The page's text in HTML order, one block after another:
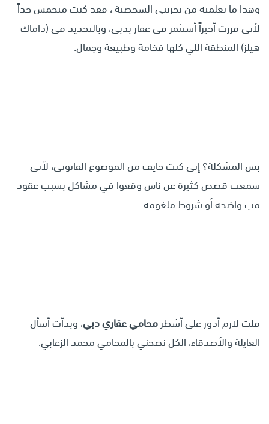
وهذا ما تعلمته من تجربتي الشخصية ، فقد كنت متحمس جداً
لأني قررت أخيراً أستثمر في عقار بدبي، وبالتحديد في (داماك
هيلز) المنطقة اللي كلها فخامة وطبيعة وجمال.
بس المشكلة؟ إني كنت خايف من الموضوع القانوني، لأني
سمعت قصص كثيرة عن ناس وقعوا في مشاكل بسبب عقود
مب واضحة أو شروط ملغومة.
قلت لازم أدور على أشطر محامي عقاري دبي، وبدأت أسأل
العايلة والأصدقاء، الكل نصحني بالمحامي محمد الزعابي.